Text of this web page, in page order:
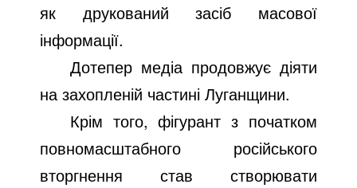
як друкований засіб масової
інформації.
Дотепер медіа продовжує діяти
на захопленій частині Луганщини.
Крім того, фігурант з початком
повномасштабного російського
вторгнення став створювати